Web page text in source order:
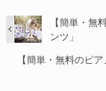
【簡単・無
ンツ」
【簡単・無料のピ